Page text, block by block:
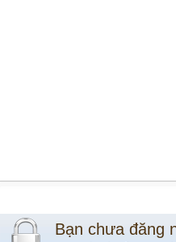
Bạn chưa đăng